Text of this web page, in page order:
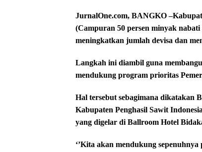
JurnalOne.com, BANGKO
(Campuran 50 persen minyak
meningkatkan jumlah devisa dan
Langkah ini diambil guna
mendukung program prioritas
Hal tersebut sebagimana dikatakan
Kabupaten Penghasil Sawit
yang digelar di Ballroom Hotel
‘’Kita akan mendukung